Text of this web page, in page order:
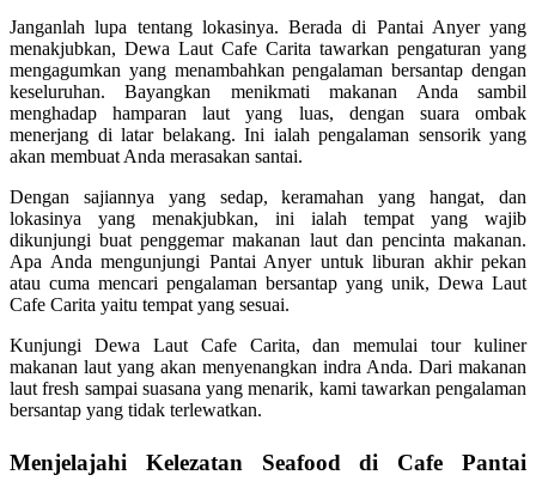
Janganlah lupa tentang lokasinya. Berada di Pantai Anyer yang
menakjubkan, Dewa Laut Cafe Carita tawarkan pengaturan yang
mengagumkan yang menambahkan pengalaman bersantap dengan
keseluruhan. Bayangkan menikmati makanan Anda sambil
menghadap hamparan laut yang luas, dengan suara ombak
menerjang di latar belakang. Ini ialah pengalaman sensorik yang
akan membuat Anda merasakan santai.
Dengan sajiannya yang sedap, keramahan yang hangat, dan
lokasinya yang menakjubkan, ini ialah tempat yang wajib
dikunjungi buat penggemar makanan laut dan pencinta makanan.
Apa Anda mengunjungi Pantai Anyer untuk liburan akhir pekan
atau cuma mencari pengalaman bersantap yang unik, Dewa Laut
Cafe Carita yaitu tempat yang sesuai.
Kunjungi Dewa Laut Cafe Carita, dan memulai tour kuliner
makanan laut yang akan menyenangkan indra Anda. Dari makanan
laut fresh sampai suasana yang menarik, kami tawarkan pengalaman
bersantap yang tidak terlewatkan.
Menjelajahi Kelezatan Seafood di Cafe Pantai